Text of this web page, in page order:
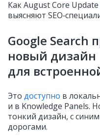
Как August Core Update
выясняют
Google Search
новый дизайн
для
Это доступно в
и в Knowledge Panels.
тонкий дизайн, с
дорогами.